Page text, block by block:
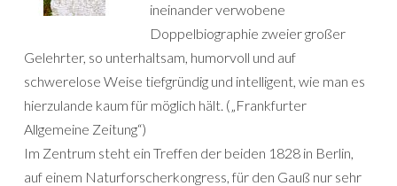
ineinander verwobene
Doppelbiographie zweier großer
Gelehrter, so unterhaltsam, humorvoll und auf
schwerelose Weise tiefgründig und intelligent, wie man es
hierzulande kaum für möglich hält. („Frankfurter
Allgemeine Zeitung“)
Im Zentrum steht ein Treffen der beiden 1828 in Berlin,
auf einem Naturforscherkongress, für den Gauß nur sehr